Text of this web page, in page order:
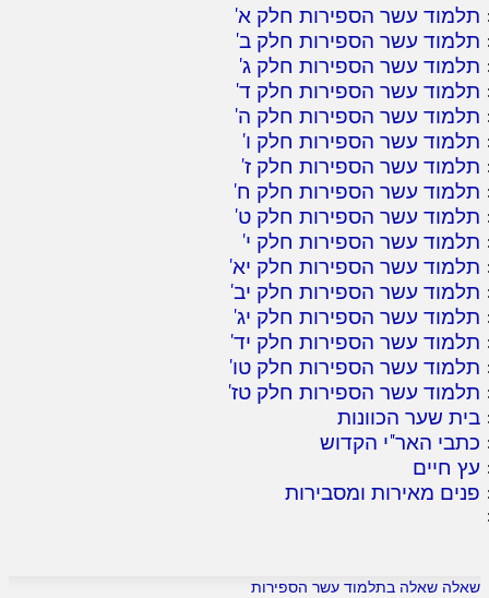
תלמוד עשר הספירות חלק א'
תלמוד עשר הספירות חלק ב'
תלמוד עשר הספירות חלק ג'
תלמוד עשר הספירות חלק ד'
תלמוד עשר הספירות חלק ה'
תלמוד עשר הספירות חלק ו'
תלמוד עשר הספירות חלק ז'
תלמוד עשר הספירות חלק ח'
תלמוד עשר הספירות חלק ט'
תלמוד עשר הספירות חלק י'
תלמוד עשר הספירות חלק יא'
תלמוד עשר הספירות חלק יב'
תלמוד עשר הספירות חלק יג'
תלמוד עשר הספירות חלק יד'
תלמוד עשר הספירות חלק טו'
תלמוד עשר הספירות חלק טז'
בית שער הכוונות
כתבי האר"י הקדוש
עץ חיים
פנים מאירות ומסבירות
שאלה שאלה בתלמוד עשר הספירות